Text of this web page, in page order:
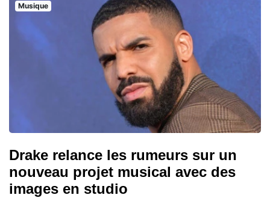
Musique
Drake relance les rumeurs sur un
nouveau projet musical avec des
images en studio